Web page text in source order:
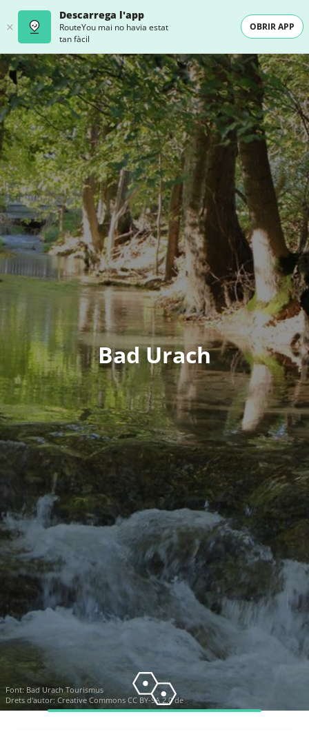
Descarrega l'app
RouteYou mai no havia estat
tan fàcil
OBRIR APP
Bad Urach
Font: Bad Urach Tourismus
Drets d'autor: Creative Commons CC BY-SA 2.0 de